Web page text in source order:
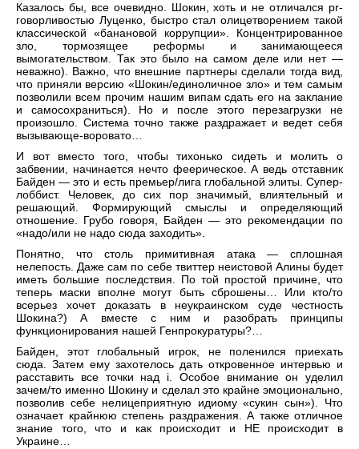
Казалось бы, все очевидно. Шокин, хоть и не отличался pr-
говорливостью Луценко, быстро стал олицетворением такой
классической «банановой коррупции». Концентрированное
зло, тормозящее реформы и занимающееся
вымогательством. Так это было на самом деле или нет —
неважно). Важно, что внешние партнеры сделали тогда вид,
что приняли версию «Шокин/единоличное зло» и тем самым
позволили всем прочим нашим випам сдать его на заклание
и самосохраниться). Но и после этого перезагрузки не
произошло. Система точно также раздражает и ведет себя
вызывающе-воровато…
И вот вместо того, чтобы тихонько сидеть и молить о
забвении, начинается нечто феерическое. А ведь отставник
Байден — это и есть премьер/лига глобальной элиты. Супер-
лоббист. Человек, до сих пор значимый, влиятельный и
решающий. Формирующий смыслы и определяющий
отношение. Грубо говоря, Байден — это рекомендации по
«надо/или не надо сюда заходить».
Понятно, что столь примитивная атака — сплошная
нелепость. Даже сам по себе твиттер неистовой Алины будет
иметь большие последствия. По той простой причине, что
теперь маски вполне могут быть сброшены… Или кто/то
всерьез хочет доказать в неукраинском суде честность
Шокина?) А вместе с ним и разобрать принципы
функционирования нашей Генпрокуратуры?…
Байден, этот глобальный игрок, не поленился приехать
сюда. Затем ему захотелось дать откровенное интервью и
расставить все точки над i. Особое внимание он уделил
зачем/то именно Шокину и сделал это крайне эмоционально,
позволив себе нелицеприятную идиому «сукин сын»). Что
означает крайнюю степень раздражения. А также отличное
знание того, что и как происходит и НЕ происходит в
Украине…